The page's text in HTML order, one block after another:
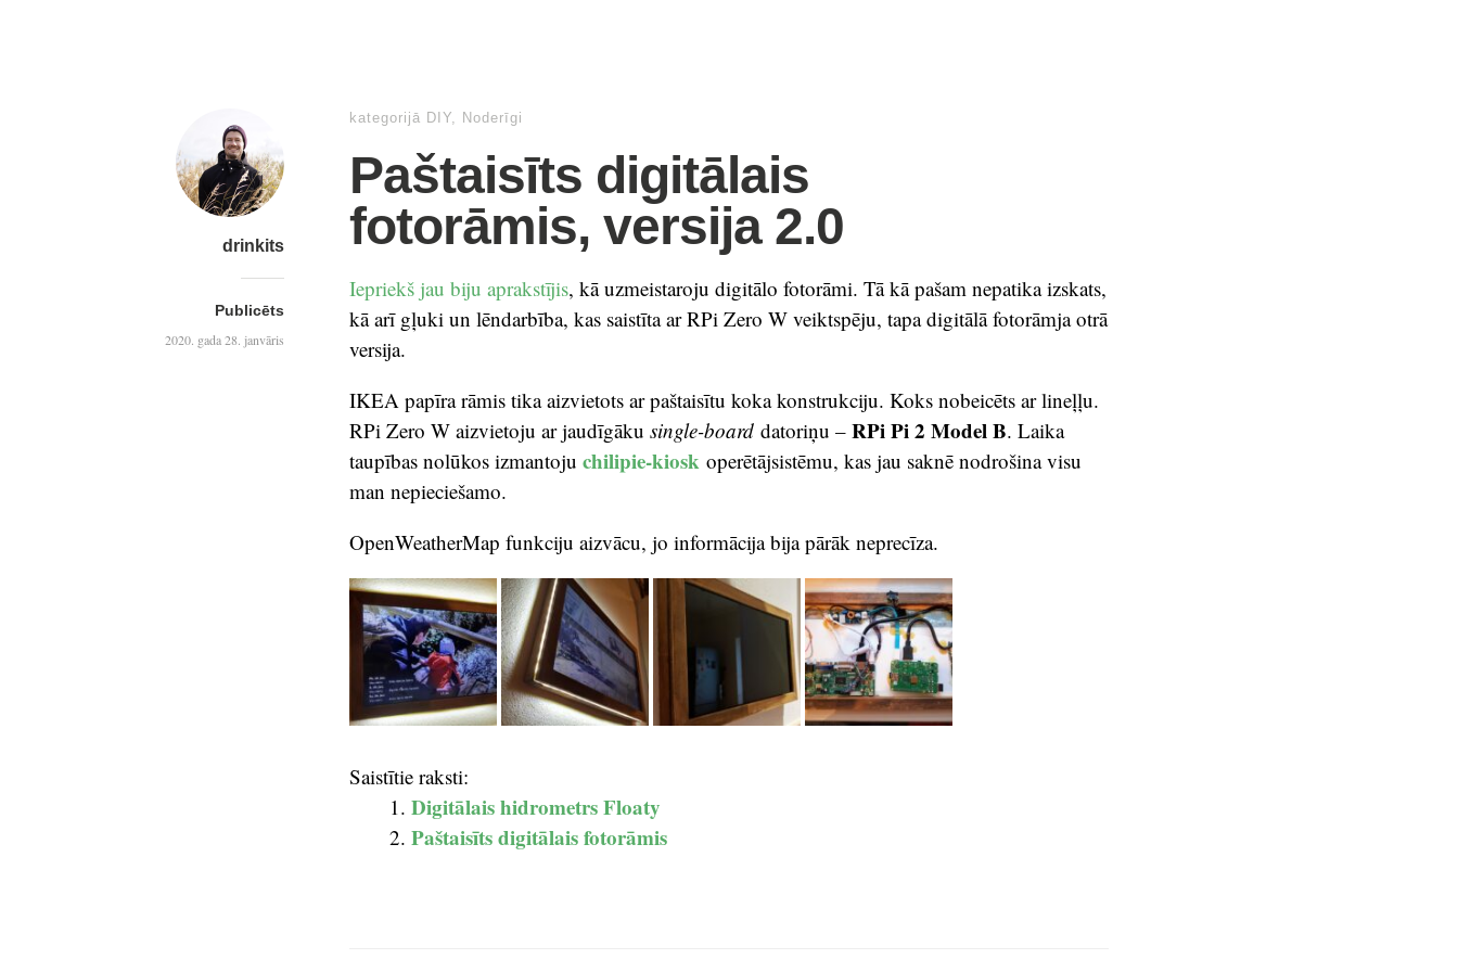
drinkits
Publicēts
2020. gada 28. janvāris
kategorijā DIY, Noderīgi
Paštaisīts digitālais
fotorāmis, versija 2.0
Iepriekš jau biju aprakstījis, kā uzmeistaroju digitālo fotorāmi. Tā kā pašam nepatika izskats,
kā arī gļuki un lēndarbība, kas saistīta ar RPi Zero W veiktspēju, tapa digitālā fotorāmja otrā
versija.
IKEA papīra rāmis tika aizvietots ar paštaisītu koka konstrukciju. Koks nobeicēts ar lineļļu.
RPi Zero W aizvietoju ar jaudīgāku single-board datoriņu – RPi Pi 2 Model B. Laika
taupības nolūkos izmantoju chilipie-kiosk operētājsistēmu, kas jau saknē nodrošina visu
man nepieciešamo.
OpenWeatherMap funkciju aizvācu, jo informācija bija pārāk neprecīza.
Saistītie raksti:
Digitālais hidrometrs Floaty
Paštaisīts digitālais fotorāmis